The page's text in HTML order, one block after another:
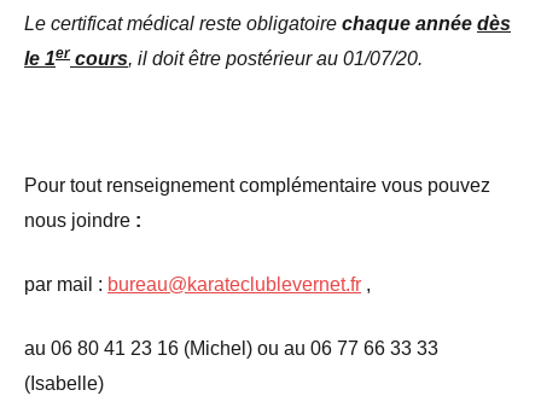
Le certificat médical reste obligatoire chaque année dès
le 1er cours, il doit être postérieur au 01/07/20.
Pour tout renseignement complémentaire vous pouvez
nous joindre :
par mail : bureau@karateclublevernet.fr ,
au 06 80 41 23 16 (Michel) ou au 06 77 66 33 33
(Isabelle)